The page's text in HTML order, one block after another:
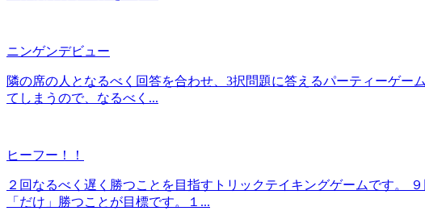
ニンゲンデビュー
隣の席の人となるべく回答を合わせ、3択問題に答えるパーティーゲ
てしまうので、なるべく...
ヒーフー！！
２回なるべく遅く勝つことを目指すトリックテイキングゲームです。
「だけ」勝つことが目標です。１...